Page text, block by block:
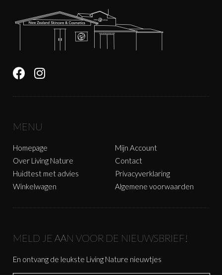
MENU
Homepage
Over Living Nature
Huidtest met advies
Winkelwagen
Mijn Account
Contact
Privacyverklaring
Algemene voorwaarden
MELD JE AAN VOOR DE NIEUWSBRIEF!
En ontvang de leukste Living Nature nieuwtjes